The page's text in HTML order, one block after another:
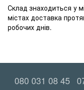
Склад знаходиться у
містах доставка
робочих днів.
080 031 08 45